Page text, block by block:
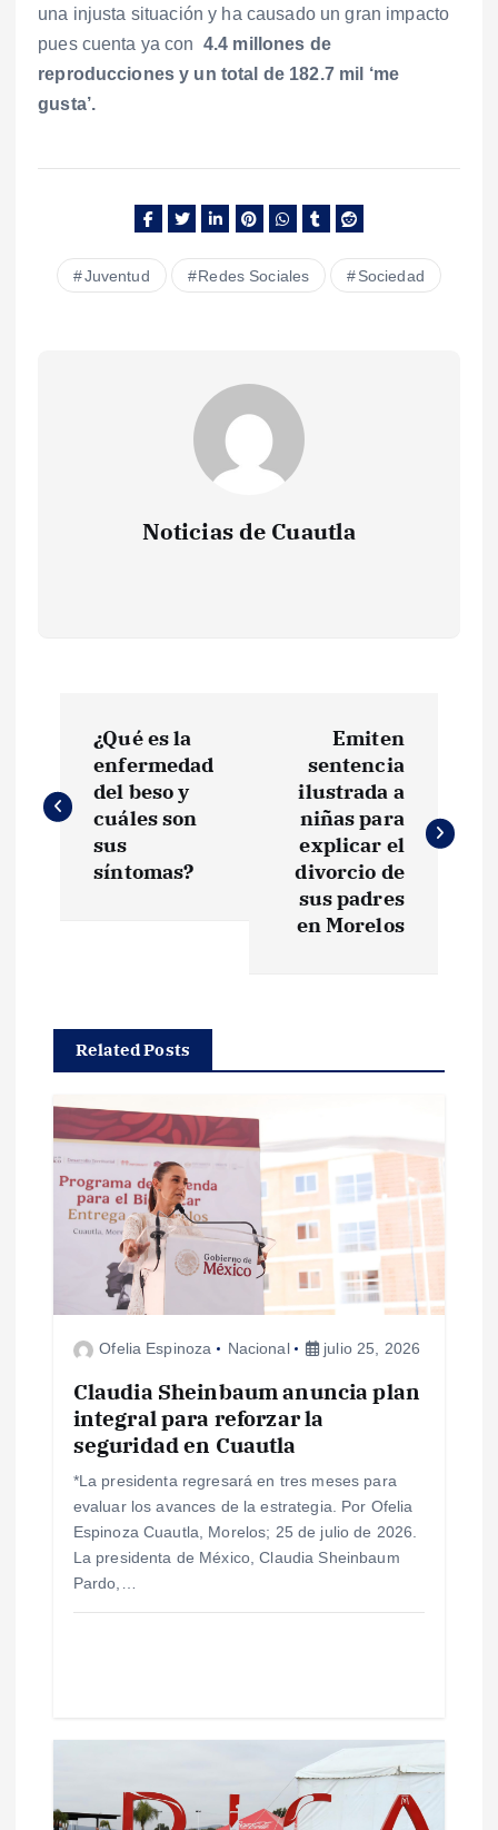
una injusta situación y ha causado un gran impacto
pues cuenta ya con 4.4 millones de
reproducciones y un total de 182.7 mil ‘me
gusta’.
Juventud Redes Sociales Sociedad
Noticias de Cuautla
v
c
ó
e
s
¿Qué es la
enfermedad
del beso y
cuáles son
sus
síntomas?
Emiten
sentencia
ilustrada a
niñas para
explicar el
divorcio de
sus padres
en Morelos
Related Posts
Ofelia Espinoza Nacional julio 25, 2026
Claudia Sheinbaum anuncia plan
integral para reforzar la
seguridad en Cuautla
*La presidenta regresará en tres meses para
evaluar los avances de la estrategia. Por Ofelia
Espinoza Cuautla, Morelos; 25 de julio de 2026.
La presidenta de México, Claudia Sheinbaum
Pardo,…